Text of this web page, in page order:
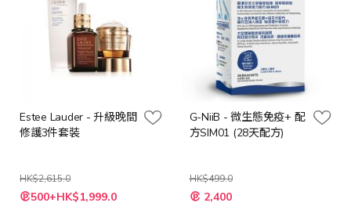
Estee Lauder - 升級晚間
修護3件套裝
HK$2,615.0
特
殊 500+HK$1,999.0
G-NiiB - 微生態免疫+ 配
方SIM01 (28天配方)
HK$499.0
特
殊 2,400